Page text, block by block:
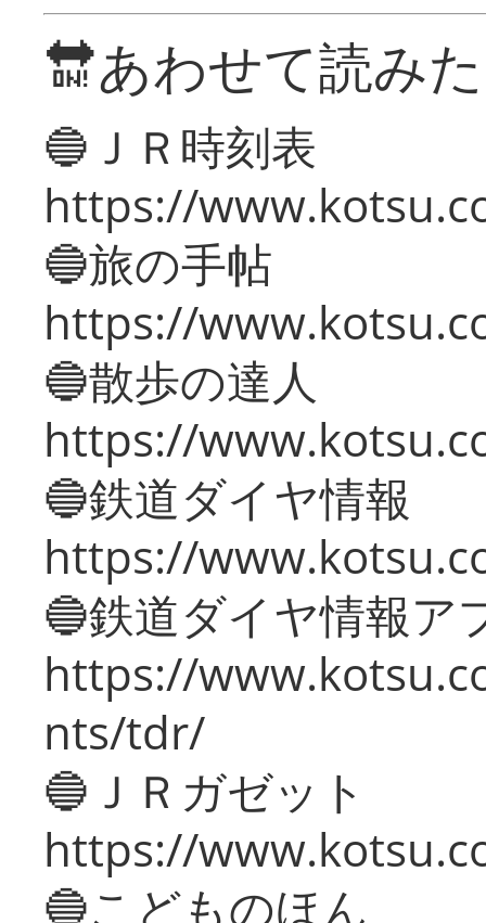
🔛あわせて読み
🔵ＪＲ時刻表
https://
🔵旅の手帖
https://
🔵散歩の達人
https://
🔵鉄道ダイヤ情報
https://
🔵鉄道ダイヤ情報ア
https://
nts/tdr/
🔵ＪＲガゼット
https://
🔵こどものほん